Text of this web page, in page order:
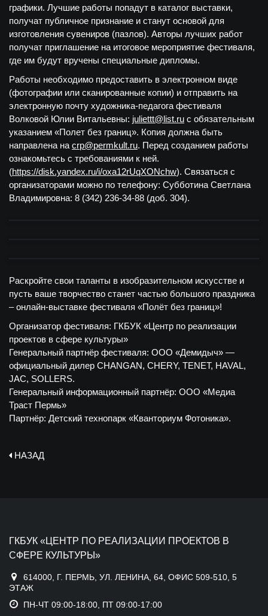
графики. Лучшие работы попадут в каталог выставки,
получат публичное признание и станут основой для
изготовления сувениров (пазлов). Авторы лучших работ
получат приглашение на итоговое мероприятие фестиваля,
где им будут вручены специальные дипломы.
Работы необходимо предоставить в электронном виде
(фотографии или сканированные копии) и отправить на
электронную почту художника-педагога фестиваля
Волковой Юлии Витальевны: juliеttt@list.ru с обязательным
указанием «Полет без границ». Копия должна быть
направлена на crp@permkult.ru. Перед созданием работы
ознакомьтесь с требованиями к ней.
(https://disk.yandex.ru/i/oxa12rUqXONchw). Связаться с
организаторами можно по телефону: Субботина Светлана
Владимировна: 8 (342) 236-34-88 (доб. 304).
Раскройте свои таланты в изобразительном искусстве и
пусть ваше творчество станет частью большого праздника
– онлайн-выставке фестиваля «Полёт без границ»!
Организатор фестиваля: ГКБУК «Центр по реализации
проектов в сфере культуры»
Генеральный партнёр фестиваля: ООО «Демидыч» —
официальный дилер CHANGAN, CHERY, TENET, HAVAL,
JAC, SOLLERS.
Генеральный информационный партнёр: ООО «Медиа
Траст Пермь»
Партнёр: Детский технопарк «Кванториум Фотоника».
НАЗАД
ГКБУК «ЦЕНТР ПО РЕАЛИЗАЦИИ ПРОЕКТОВ В
СФЕРЕ КУЛЬТУРЫ»
614000, Г. ПЕРМЬ, УЛ. ЛЕНИНА, 64, ОФИС 509-510, 5
ЭТАЖ
ПН-ЧТ 09:00-18:00, ПТ 09:00-17:00